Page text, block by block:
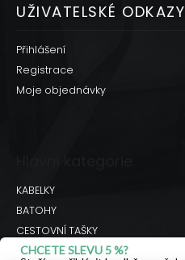
UŽIVATELSKÉ ODKAZY
Přihlášení
Registrace
Moje objednávky
KABELKY
BATOHY
CESTOVNÍ TAŠKY
BRAŠNY
CHCETE SLEVU 5 %?